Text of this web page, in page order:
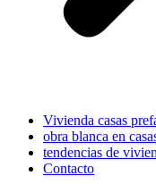
Vivienda casas
obra blanca en
tendencias de
Contacto